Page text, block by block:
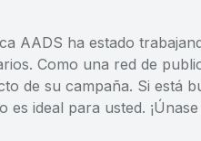
AADS ha estado
Como una red de
de su campaña. Si está
es ideal para usted.